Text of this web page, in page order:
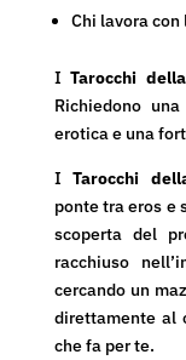
Chi lavora
ITarocchi
Richiedono
erotica e una
ITarocchi
ponte tra eros e
scoperta del
racchiuso
cercando un
direttamente al
che fa per te.